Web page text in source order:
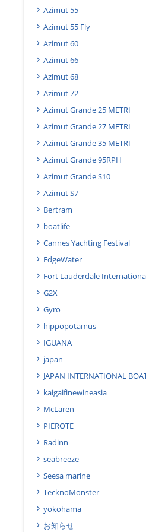
Azimut 55
Azimut 55 Fly
Azimut 60
Azimut 66
Azimut 68
Azimut 72
Azimut Grande 25 METRI
Azimut Grande 27 METRI
Azimut Grande 35 METRI
Azimut Grande 95RPH
Azimut Grande S10
Azimut S7
Bertram
boatlife
Cannes Yachting Festival
EdgeWater
Fort Lauderdale
G2X
Gyro
hippopotamus
IGUANA
japan
JAPAN INTERNATIONAL
kaigaifinewineasia
McLaren
PIEROTE
Radinn
seabreeze
Seesa marine
TecknoMonster
yokohama
お知らせ